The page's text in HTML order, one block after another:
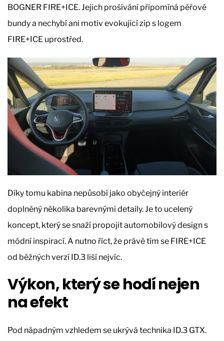
BOGNER FIRE+ICE. Jejich prošívání připomíná péřové
bundy a nechybí ani motiv evokující zip s logem
FIRE+ICE uprostřed.
Díky tomu kabina nepůsobí jako obyčejný interiér
doplněný několika barevnými detaily. Je to ucelený
koncept, který se snaží propojit automobilový design s
módní inspirací. A nutno říct, že právě tím se FIRE+ICE
od běžných verzí ID.3 liší nejvíc.
Výkon, který se hodí nejen
na efekt
Pod nápadným vzhledem se ukrývá technika ID.3 GTX.